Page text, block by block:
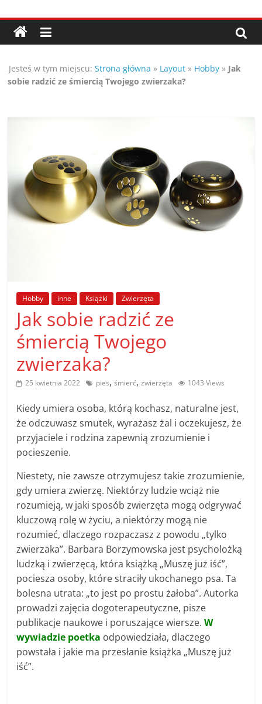
do
treści
Porady,
wskazówki
oraz
ciekawe
rady
–
poznaj
Porady
praktyczne
porady
wskazówki
poradniki
na
każdy
temat
Jesteś w tym miejscu: Strona główna » Layout » Hobby » Jak
sobie radzić ze śmiercią Twojego zwierzaka?
Hobby inne Książki Zwierzęta
Jak sobie radzić ze
śmiercią Twojego
zwierzaka?
25 kwietnia 2022 pies,śmierć,zwierzęta 1043 Views
Kiedy umiera osoba, którą kochasz, naturalne jest,
że odczuwasz smutek, wyrażasz żal i oczekujesz, że
przyjaciele i rodzina zapewnią zrozumienie i
pocieszenie.
Niestety, nie zawsze otrzymujesz takie zrozumienie,
gdy umiera zwierzę. Niektórzy ludzie wciąż nie
rozumieją, w jaki sposób zwierzęta mogą odgrywać
kluczową rolę w życiu, a niektórzy mogą nie
rozumieć, dlaczego rozpaczasz z powodu „tylko
zwierzaka”. Barbara Borzymowska jest psycholożką
ludzką i zwierzęcą, która książką „Muszę już iść”,
pociesza osoby, które straciły ukochanego psa. Ta
bolesna utrata: „to jest po prostu żałoba”. Autorka
prowadzi zajęcia dogoterapeutyczne, pisze
publikacje naukowe i poruszające wiersze.W
wywiadzie poetka odpowiedziała, dlaczego
powstała i jakie ma przesłanie książka „Muszę już
iść”.